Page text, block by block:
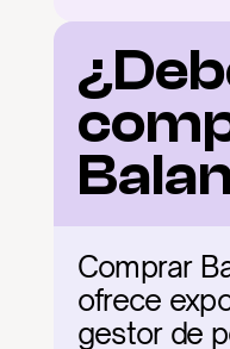
Comprar
ofrece
gestor de